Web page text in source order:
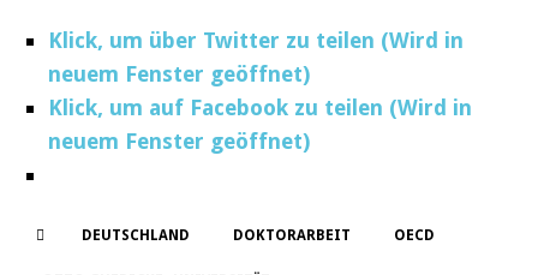
Klick, um über Twitter zu teilen (Wird in
neuem Fenster geöffnet)
Klick, um auf Facebook zu teilen (Wird in
neuem Fenster geöffnet)
DEUTSCHLAND DOKTORARBEIT OECD